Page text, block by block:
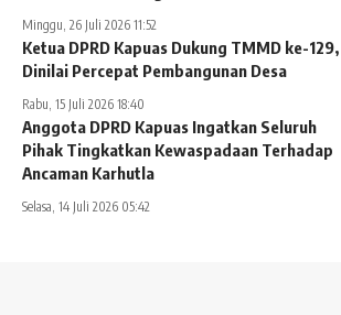
Minggu, 26 Juli 2026 11:52
Ketua DPRD Kapuas Dukung TMMD ke-129,
Dinilai Percepat Pembangunan Desa
Rabu, 15 Juli 2026 18:40
Anggota DPRD Kapuas Ingatkan Seluruh
Pihak Tingkatkan Kewaspadaan Terhadap
Ancaman Karhutla
Selasa, 14 Juli 2026 05:42